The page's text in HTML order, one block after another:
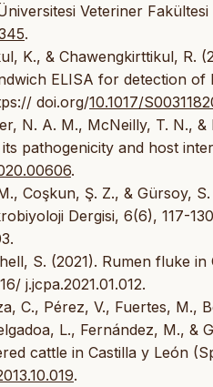
Veteriner
.
K., & Chawengkirttikul, R.
ELISA for detection
doi.org/10.1017/
N. A. M., McNeilly, T. N.,
pathogenicity and host
.
Coşkun, Ş. Z., & Gürsoy,
Dergisi, 6(6), 117-
S. (2021). Rumen fluke
j.jcpa.2021.01.012.
C., Pérez, V., Fuertes, M.,
L., Fernández, M., &
cattle in Castilla y León
.